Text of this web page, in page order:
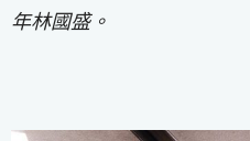
年林國盛。